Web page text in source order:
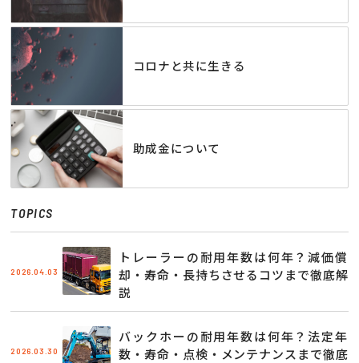
コロナと共に生きる
助成金について
TOPICS
2026.04.03
トレーラーの耐用年数は何年？減価償
却・寿命・長持ちさせるコツまで徹底解
説
2026.03.30
バックホーの耐用年数は何年？法定年
数・寿命・点検・メンテナンスまで徹底